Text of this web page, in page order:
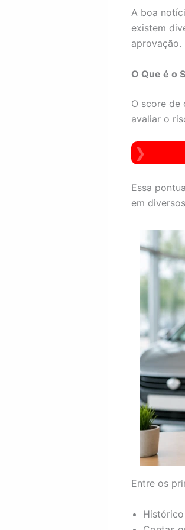
A boa
existem
aprovação.
O Que é o
O score de
avaliar o
Essa
em
Entre os